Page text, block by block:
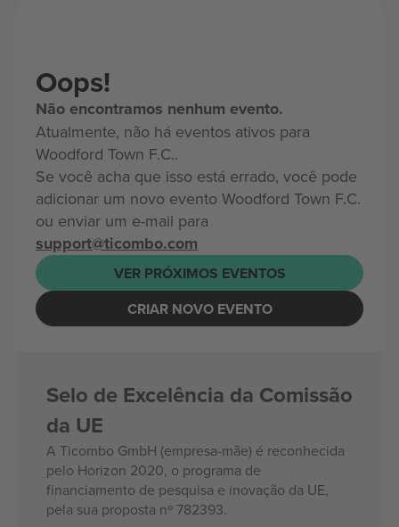
Oops!
Não encontramos nenhum evento.
Atualmente, não há eventos ativos para
Woodford Town F.C..
Se você acha que isso está errado, você pode
adicionar um novo evento Woodford Town F.C.
ou enviar um e-mail para
support@ticombo.com
VER PRÓXIMOS EVENTOS
CRIAR NOVO EVENTO
Selo de Excelência da Comissão
da UE
A Ticombo GmbH (empresa-mãe) é reconhecida
pelo Horizon 2020, o programa de
financiamento de pesquisa e inovação da UE,
pela sua proposta nº 782393.